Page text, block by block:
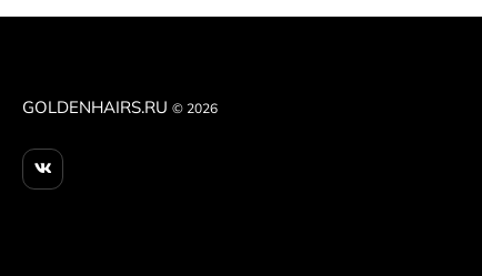
GOLDENHAIRS.RU © 2026